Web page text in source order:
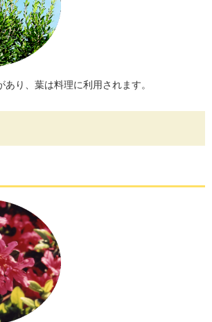
り、葉は料理に利用されます。